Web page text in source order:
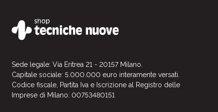
Sede legale: Via Eritrea 21 - 20157 Milano.
Capitale sociale: 5.000.000 euro interamente versati.
Codice fiscale, Partita Iva e Iscrizione al Registro delle
Imprese di Milano: 00753480151